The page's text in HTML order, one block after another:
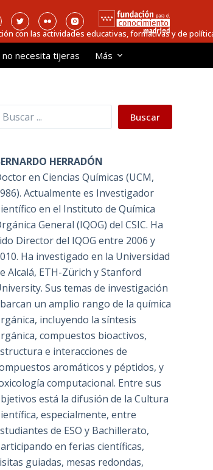
con las actividades educativas, formativas y de
no necesita tijeras Más
Buscar Buscar
HERRADÓN
en Ciencias Químicas (UCM,
Actualmente es Investigador
en el Instituto de Química
General (IQOG) del CSIC. Ha
Director del IQOG entre 2006 y
Ha investigado en la Universidad
Alcalá, ETH-Zürich y Stanford
Sus temas de investigación
un amplio rango de la química
incluyendo la síntesis
compuestos bioactivos,
e interacciones de
aromáticos y péptidos, y
computacional. Entre sus
está la difusión de la Cultura
especialmente, entre
de ESO y Bachillerato,
en ferias científicas,
guiadas, mesas redondas,